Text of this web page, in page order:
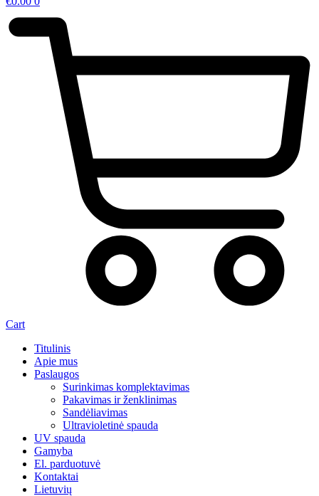
Cart
Titulinis
Apie mus
Paslaugos
Surinkimas komplektavimas
Pakavimas ir ženklinimas
Sandėliavimas
Ultravioletinė spauda
UV spauda
Gamyba
El. parduotuvė
Kontaktai
Lietuvių